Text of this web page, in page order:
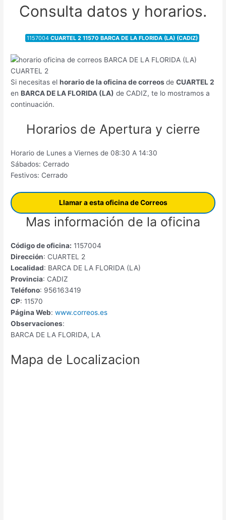
Consulta datos y horarios.
1157004 CUARTEL 2 11570 BARCA DE LA FLORIDA (LA) (CADIZ)
Si necesitas elhorario de la oficina de correosdeCUARTEL 2
enBARCA DE LA FLORIDA (LA) de CADIZ, te lo mostramos a
continuación.
Horarios de Apertura y cierre
Horario de Lunes a Viernes de 08:30 A 14:30
Sábados: Cerrado
Festivos: Cerrado
Llamar a esta oficina de Correos
Mas información de la oficina
Código de oficina: 1157004
Dirección: CUARTEL 2
Localidad: BARCA DE LA FLORIDA (LA)
Provincia: CADIZ
Teléfono: 956163419
CP: 11570
Página Web: www.correos.es
Observaciones:
BARCA DE LA FLORIDA, LA
Mapa de Localizacion